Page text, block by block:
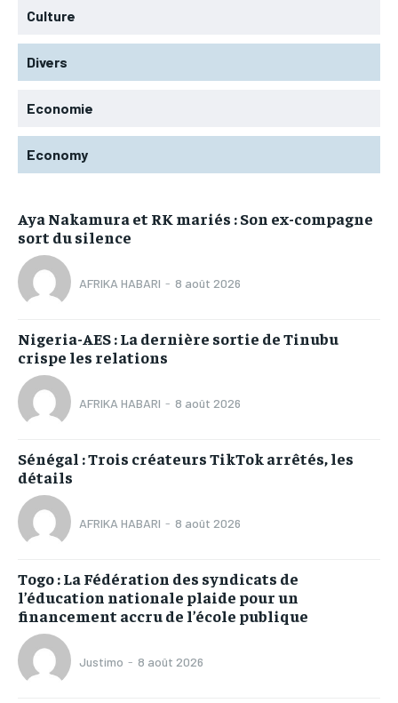
Culture
Divers
Economie
Economy
Aya Nakamura et RK mariés : Son ex-compagne
sort du silence
AFRIKA HABARI - 8 août 2026
Nigeria-AES : La dernière sortie de Tinubu
crispe les relations
AFRIKA HABARI - 8 août 2026
Sénégal : Trois créateurs TikTok arrêtés, les
détails
AFRIKA HABARI - 8 août 2026
Togo : La Fédération des syndicats de
l’éducation nationale plaide pour un
financement accru de l’école publique
Justimo - 8 août 2026